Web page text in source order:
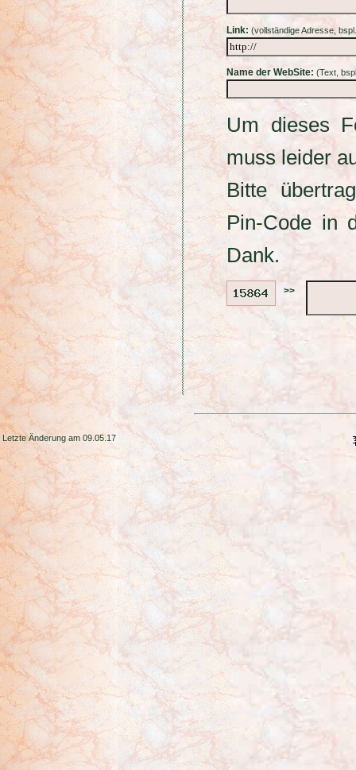
Link: (vollständige Adresse,
Name der WebSite: (Text,
Um dieses
muss leider
Bitte
Pin-Code in
Dank.
>>
Letzte Änderung am 09.05.17